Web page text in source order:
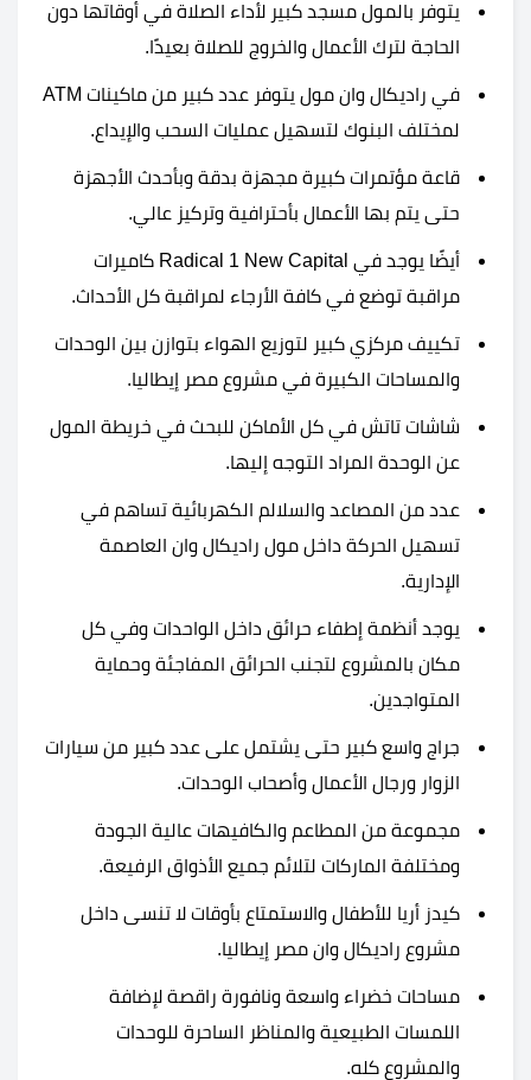
يتوفر بالمول مسجد كبير لأداء الصلاة في أوقاتها دون
الحاجة لترك الأعمال والخروج للصلاة بعيدًا.
في راديكال وان مول يتوفر عدد كبير من ماكينات ATM
لمختلف البنوك لتسهيل عمليات السحب والإيداع.
قاعة مؤتمرات كبيرة مجهزة بدقة وبأحدث الأجهزة
حتى يتم بها الأعمال بأحترافية وتركيز عالي.
أيضًا يوجد في Radical 1 New Capital كاميرات
مراقبة توضع في كافة الأرجاء لمراقبة كل الأحداث.
تكييف مركزي كبير لتوزيع الهواء بتوازن بين الوحدات
والمساحات الكبيرة في مشروع مصر إيطاليا.
شاشات تاتش في كل الأماكن للبحث في خريطة المول
عن الوحدة المراد التوجه إليها.
عدد من المصاعد والسلالم الكهربائية تساهم في
تسهيل الحركة داخل مول راديكال وان العاصمة
الإدارية.
يوجد أنظمة إطفاء حرائق داخل الواحدات وفي كل
مكان بالمشروع لتجنب الحرائق المفاجئة وحماية
المتواجدين.
جراج واسع كبير حتى يشتمل على عدد كبير من سيارات
الزوار ورجال الأعمال وأصحاب الوحدات.
مجموعة من المطاعم والكافيهات عالية الجودة
ومختلفة الماركات لتلائم جميع الأذواق الرفيعة.
كيدز أريا للأطفال والاستمتاع بأوقات لا تنسى داخل
مشروع راديكال وان مصر إيطاليا.
مساحات خضراء واسعة ونافورة راقصة لإضافة
اللمسات الطبيعية والمناظر الساحرة للوحدات
والمشروع كله.